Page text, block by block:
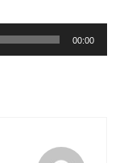
00:00